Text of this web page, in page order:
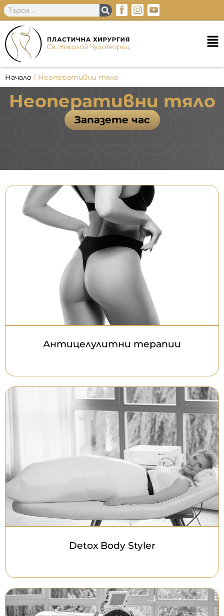
Начало / Неоперативни тяло
Неоперативни тяло
Запазете час
Антицелулитни терапии
Detox Body Styler